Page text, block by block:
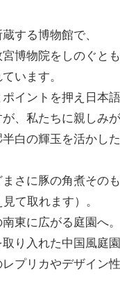
する博物館で、
博物院をしのぐと
います。
イントを押え日本
、私たちに親しみ
半白の輝玉を活かし
まさに豚の角煮その
て取れます）。
東に広がる庭園へ。
り入れた中国風庭
プリカやデザイン